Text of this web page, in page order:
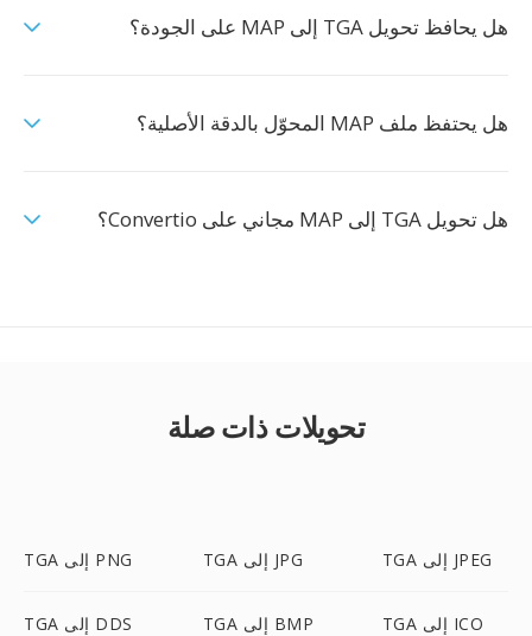
هل يحافظ تحويل TGA إلى MAP على الجودة؟
هل يحتفظ ملف MAP المحوّل بالدقة الأصلية؟
هل تحويل TGA إلى MAP مجاني على Convertio؟
تحويلات ذات صلة
TGA إلى PNG TGA إلى JPG TGA إلى JPEG
TGA إلى DDS TGA إلى BMP TGA إلى ICO